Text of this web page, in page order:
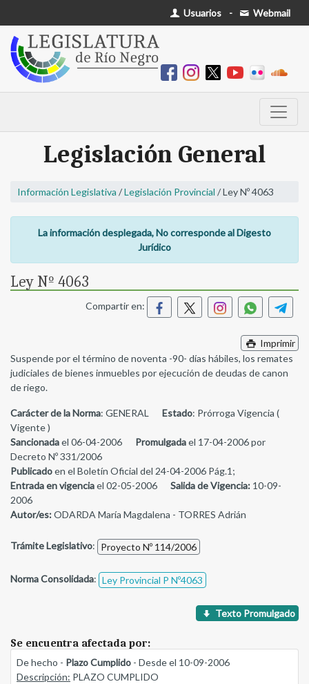
Usuarios - Webmail
Legislación General
Información Legislativa /Legislación Provincial / Ley Nº 4063
La información desplegada, No corresponde al Digesto
Jurídico
Ley Nº 4063
Compartir en:
Imprimir
Suspende por el término de noventa -90- días hábiles, los remates
judiciales de bienes inmuebles por ejecución de deudas de canon
de riego.
Carácter de la Norma: GENERAL Estado: Prórroga Vigencia (
Vigente )
Sancionadael 06-04-2006 Promulgadael 17-04-2006 por
Decreto Nº 331/2006
Publicadoen el Boletín Oficial del 24-04-2006 Pág.1;
Entrada en vigenciael 02-05-2006 Salida de Vigencia: 10-09-
2006
Autor/es:ODARDA María Magdalena - TORRES Adrián
Trámite Legislativo: Proyecto Nº 114/2006
Norma Consolidada: Ley Provincial P Nº4063
Texto Promulgado
Se encuentra afectada por:
De hecho - Plazo Cumplido - Desde el 10-09-2006
Descripción: PLAZO CUMPLIDO